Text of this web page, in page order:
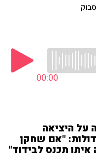
00:00
על היציאה
"אם שחקן
תכנס לבידוד"